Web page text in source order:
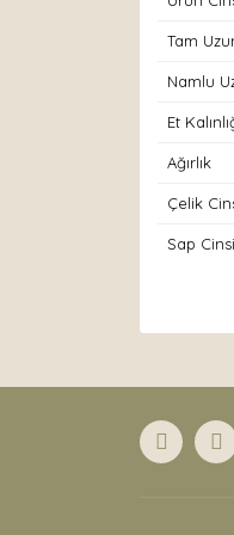
Tam
Namlu
Et
Ağırlık
Çelik
Sap Cinsi